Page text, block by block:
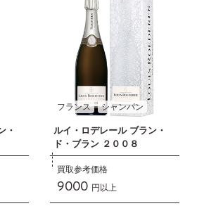
・
フランス シャンパン
ルイ・ロデレール ブラン・
ド・ブラン ２００８
買取参考価格
9000 円以上